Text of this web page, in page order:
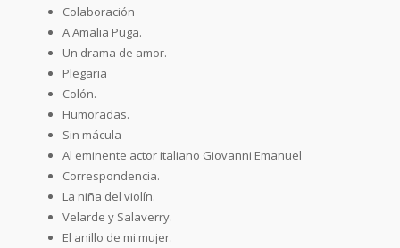
Colaboración
A Amalia Puga.
Un drama de amor.
Plegaria
Colón.
Humoradas.
Sin mácula
Al eminente actor italiano Giovanni Emanuel
Correspondencia.
La niña del violín.
Velarde y Salaverry.
El anillo de mi mujer.